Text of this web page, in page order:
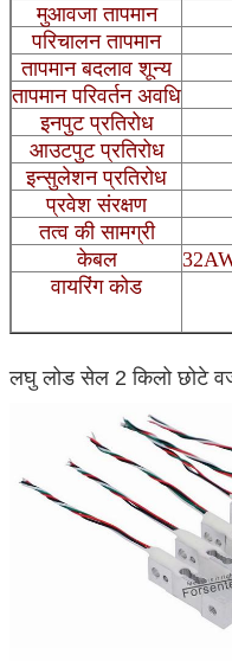
मुआवजा तापमान
परिचालन तापमान
तापमान बदलाव शून्य
तापमान परिवर्तन अवधि
इनपुट प्रतिरोध
आउटपुट प्रतिरोध
इन्सुलेशन प्रतिरोध
प्रवेश संरक्षण
तत्व की सामग्री
केबल
वायरिंग कोड
लघु लोड सेल 2 किलो छोटे